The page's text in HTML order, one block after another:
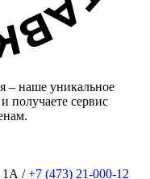
– наше уникальное
получаете сервис
1А /+7 (473) 21-000-12